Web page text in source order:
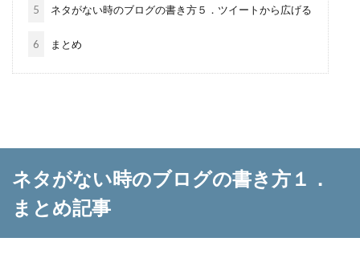
5 ネタがない時のブログの書き方５．ツイートから広げる
6 まとめ
ネタがない時のブログの書き方１．
まとめ記事